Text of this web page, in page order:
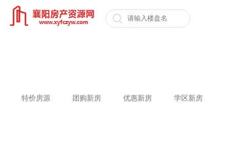
特价房源 团购新房 优惠新房 学区新房